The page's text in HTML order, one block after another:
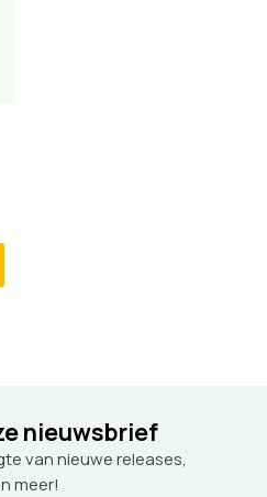
nieuwsbrief
van nieuwe releases,
meer!